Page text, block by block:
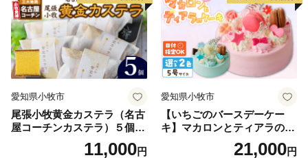
ン 常温 愛知県 小牧市 アンプ
チベアやぐま
愛知県小牧市
尾張小牧黄金カステラ（名古
屋コーチンカステラ）５個入
名古屋コーチン カステラ ザ
ラメ 常温 愛知県 小牧市 アン
11,000円
愛知県小牧市
【いちごのバースデーケー
キ】マカロンとティアラのケ
ーキ スイーツ 日時指定可 デ
ザート 洋菓子 お取り寄せ 愛
21,000円